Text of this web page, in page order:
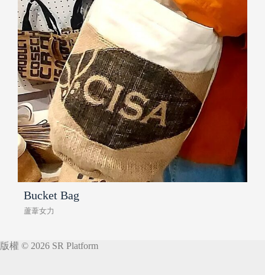
Bucket Bag
蘆葦女力
版權 © 2026 SR Platform